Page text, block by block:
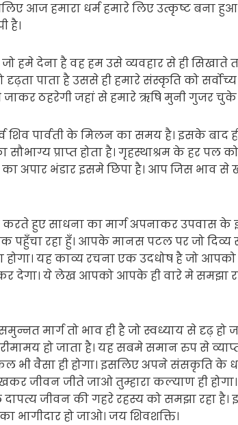
आज हमारा धर्म हमारे लिए उत्कृष्ट बना
है।
हमे देना है वह हम उसे व्यवहार से ही सिखाते
पाता है उससे ही हमारे संस्कृति को सर्वोच्य
जाकर ठहरेगी जहां से हमारे ऋषि मुनी गुजर चुके
शिव पार्वती के मिलन का समय है। इसके
प्राप्त होता है। गृहस्थाश्रम के हर पल
का अपार भंडार इसमे छिपा है। आप जिस भाव
करते हुए साधना का मार्ग अपनाकर उपवास के
पहुँचा रहा हुँ। आपके मानस पटल पर जो दिव्य
यह काव्य रचना एक उदधोष है जो
देगा। ये लेख आपको आपके ही वारे मे समझा
मार्ग तो भाव ही है जो स्वध्याय से दृढ़ हो
हो जाता है। यह सबमे समान रुप से
भी वैसा ही होगा। इसलिए अपने संसकृति के
जीवन जीते जाओ तुम्हारा कल्याण ही होगा।
जीवन की गहरे रहस्य को समझा रहा है।
भागीदार हो जाओ। जय शिवशक्ति।